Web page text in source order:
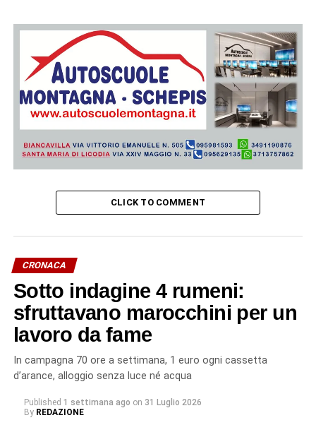
CLICK TO COMMENT
CRONACA
Sotto indagine 4 rumeni:
sfruttavano marocchini per un
lavoro da fame
In campagna 70 ore a settimana, 1 euro ogni cassetta
d’arance, alloggio senza luce né acqua
Published 1 settimana ago on 31 Luglio 2026
By REDAZIONE